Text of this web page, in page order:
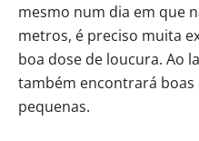
mesmo num dia em que
metros, é preciso muita
boa dose de loucura. Ao
também encontrará boas
pequenas.